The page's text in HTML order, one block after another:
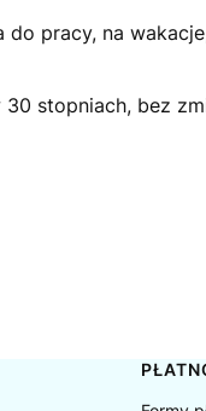
do pracy, na
stopniach, bez